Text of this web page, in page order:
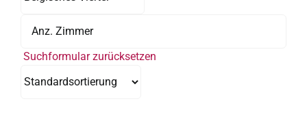
Suchformular zurücksetzen